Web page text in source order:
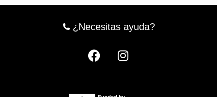
¿Necesitas ayuda?